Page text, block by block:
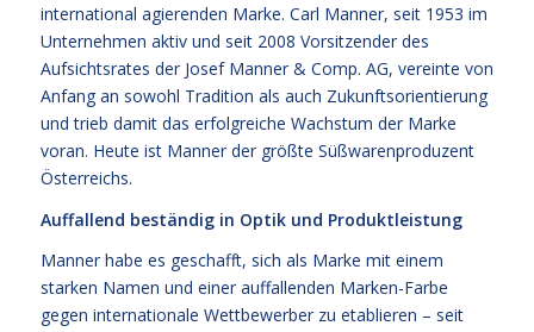
international agierenden Marke. Carl Manner, seit 1953 im
Unternehmen aktiv und seit 2008 Vorsitzender des
Aufsichtsrates der Josef Manner & Comp. AG, vereinte von
Anfang an sowohl Tradition als auch Zukunftsorientierung
und trieb damit das erfolgreiche Wachstum der Marke
voran. Heute ist Manner der größte Süßwarenproduzent
Österreichs.
Auffallend beständig in Optik und Produktleistung
Manner habe es geschafft, sich als Marke mit einem
starken Namen und einer auffallenden Marken-Farbe
gegen internationale Wettbewerber zu etablieren – seit